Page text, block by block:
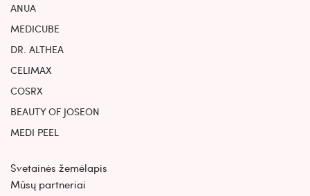
ANUA
MEDICUBE
DR. ALTHEA
CELIMAX
COSRX
BEAUTY OF JOSEON
MEDI PEEL
Svetainės žemėlapis
Mūsų partneriai